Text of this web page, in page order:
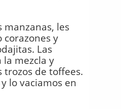
manzanas, les
corazones y
Las
la mezcla y
trozos de toffees.
lo vaciamos en